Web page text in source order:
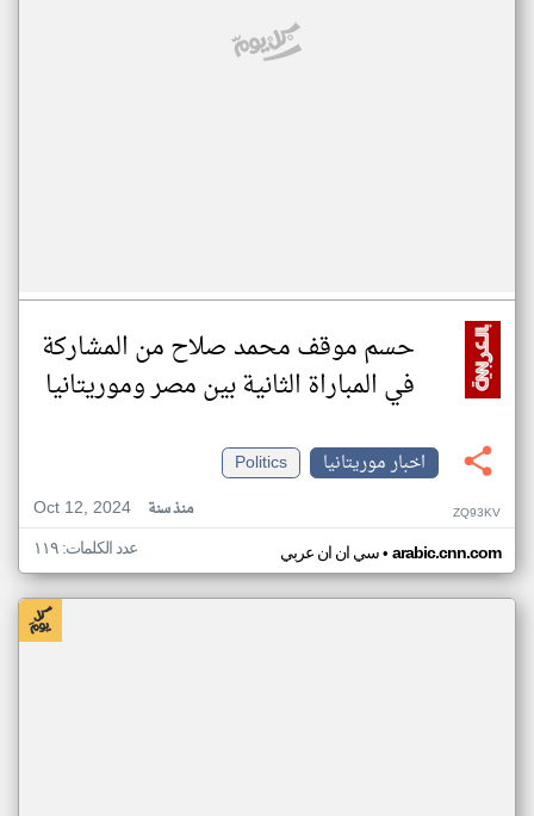
حسم موقف محمد صلاح من المشاركة
في المباراة الثانية بين مصر وموريتانيا
اخبار موريتانيا
Politics
Oct 12, 2024
منذ سنة ZQ93KV
سي ان ان عربي• arabic.cnn.com عدد الكلمات: ١١٩